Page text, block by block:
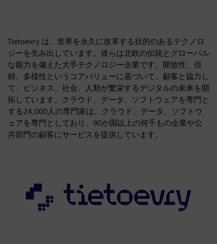
Tietoevry は、世界を永久に改革する目的のあるテクノロ
ジーを生み出しています。彼らは北欧の伝統とグローバル
な能力を備えた大手テクノロジー企業です。開放性、信
頼、多様性というコアバリューに基づいて、顧客と協力し
て、ビジネス、社会、人類が繁栄するデジタルの未来を開
拓しています。クラウド、データ、ソフトウェアを専門と
する24,000人の専門家は、クラウド、データ、ソフトウ
ェアを専門としており、90か国以上の何千もの企業や公
共部門の顧客にサービスを提供しています。